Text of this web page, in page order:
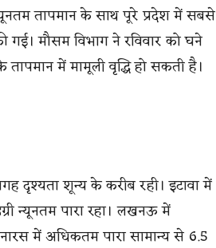
तापमान के साथ पूरे प्रदेश में सबसे
गई। मौसम विभाग ने रविवार को घने
में मामूली वृद्धि हो सकती है।
दृश्यता शून्य के करीब रही। इटावा में
न्यूनतम पारा रहा। लखनऊ में
में अधिकतम पारा सामान्य से 6.5